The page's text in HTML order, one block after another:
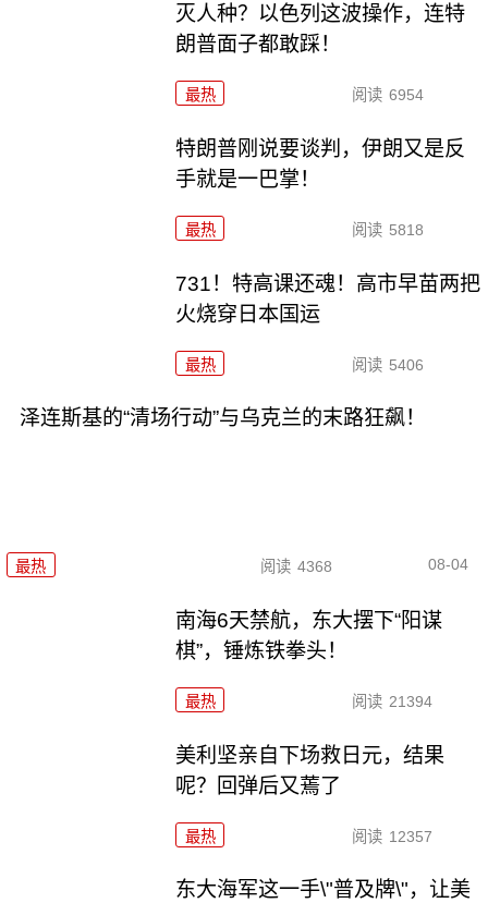
灭人种？以色列这波操作，连特
朗普面子都敢踩！
最热 阅读 6954
特朗普刚说要谈判，伊朗又是反
手就是一巴掌！
最热 阅读 5818
731！特高课还魂！高市早苗两把
火烧穿日本国运
最热 阅读 5406
泽连斯基的“清场行动”与乌克兰的末路狂飙！
最热 阅读 4368 08-04
南海6天禁航，东大摆下“阳谋
棋”，锤炼铁拳头！
最热 阅读 21394
美利坚亲自下场救日元，结果
呢？回弹后又蔫了
最热 阅读 12357
东大海军这一手\"普及牌\"，让美